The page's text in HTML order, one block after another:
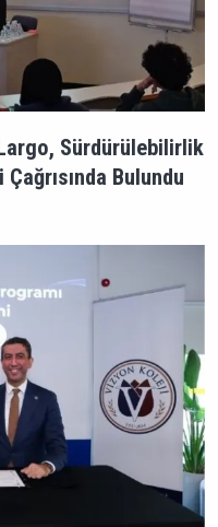
Sürdürülebilirlik
Bulundu